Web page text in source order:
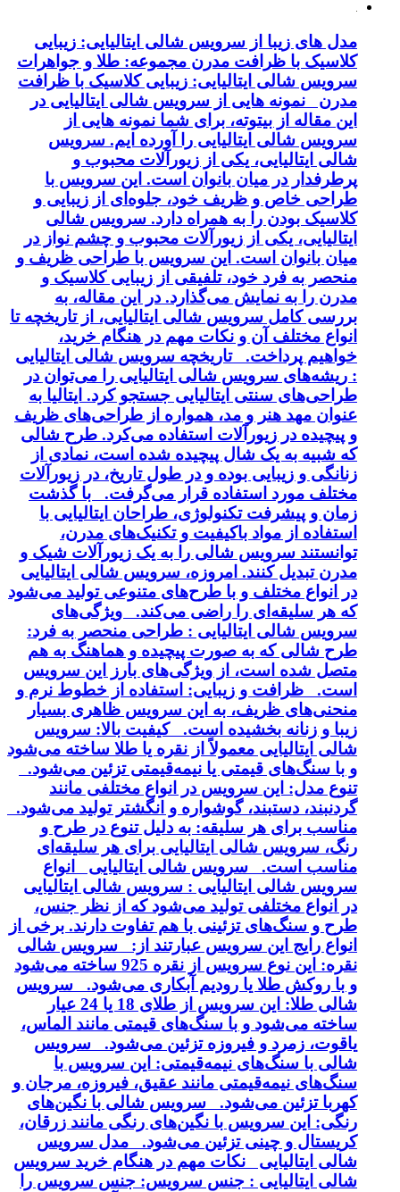
مدل های زیبا از سرویس شالی ایتالیایی: زیبایی
کلاسیک با ظرافت مدرن مجموعه: طلا و جواهرات
سرویس شالی ایتالیایی: زیبایی کلاسیک با ظرافت
مدرن نمونه هایی از سرویس شالی ایتالیایی در
این مقاله از بیتوته، برای شما نمونه هایی از
سرویس شالی ایتالیایی را آورده ایم. سرویس
شالی ایتالیایی، یکی از زیورآلات محبوب و
پرطرفدار در میان بانوان است. این سرویس با
طراحی خاص و ظریف خود، جلوه‌ای از زیبایی و
کلاسیک بودن را به همراه دارد. سرویس شالی
ایتالیایی، یکی از زیورآلات محبوب و چشم نواز در
میان بانوان است. این سرویس با طراحی ظریف و
منحصر به فرد خود، تلفیقی از زیبایی کلاسیک و
مدرن را به نمایش می‌گذارد. در این مقاله، به
بررسی کامل سرویس شالی ایتالیایی، از تاریخچه تا
انواع مختلف آن و نکات مهم در هنگام خرید،
خواهیم پرداخت. تاریخچه سرویس شالی ایتالیایی
: ریشه‌های سرویس شالی ایتالیایی را می‌توان در
طراحی‌های سنتی ایتالیایی جستجو کرد. ایتالیا به
عنوان مهد هنر و مد، همواره از طراحی‌های ظریف
و پیچیده در زیورآلات استفاده می‌کرد. طرح شالی
که شبیه به یک شال پیچیده شده است، نمادی از
زنانگی و زیبایی بوده و در طول تاریخ، در زیورآلات
مختلف مورد استفاده قرار می‌گرفت. با گذشت
زمان و پیشرفت تکنولوژی، طراحان ایتالیایی با
استفاده از مواد باکیفیت و تکنیک‌های مدرن،
توانستند سرویس شالی را به یک زیورآلات شیک و
مدرن تبدیل کنند. امروزه، سرویس شالی ایتالیایی
در انواع مختلف و با طرح‌های متنوعی تولید می‌شود
که هر سلیقه‌ای را راضی می‌کند. ویژگی‌های
سرویس شالی ایتالیایی : طراحی منحصر به فرد:
طرح شالی که به صورت پیچیده و هماهنگ به هم
متصل شده است، از ویژگی‌های بارز این سرویس
است. ظرافت و زیبایی: استفاده از خطوط نرم و
منحنی‌های ظریف، به این سرویس ظاهری بسیار
زیبا و زنانه بخشیده است. کیفیت بالا: سرویس
شالی ایتالیایی معمولاً از نقره یا طلا ساخته می‌شود
و با سنگ‌های قیمتی یا نیمه‌قیمتی تزئین می‌شود.
تنوع مدل: این سرویس در انواع مختلفی مانند
گردنبند، دستبند، گوشواره و انگشتر تولید می‌شود.
مناسب برای هر سلیقه: به دلیل تنوع در طرح و
رنگ، سرویس شالی ایتالیایی برای هر سلیقه‌ای
مناسب است. سرویس شالی ایتالیایی انواع
سرویس شالی ایتالیایی : سرویس شالی ایتالیایی
در انواع مختلفی تولید می‌شود که از نظر جنس،
طرح و سنگ‌های تزئینی با هم تفاوت دارند. برخی از
انواع رایج این سرویس عبارتند از: سرویس شالی
نقره: این نوع سرویس از نقره 925 ساخته می‌شود
و با روکش طلا یا رودیم آبکاری می‌شود. سرویس
شالی طلا: این سرویس از طلای 18 یا 24 عیار
ساخته می‌شود و با سنگ‌های قیمتی مانند الماس،
یاقوت، زمرد و فیروزه تزئین می‌شود. سرویس
شالی با سنگ‌های نیمه‌قیمتی: این سرویس با
سنگ‌های نیمه‌قیمتی مانند عقیق، فیروزه، مرجان و
کهربا تزئین می‌شود. سرویس شالی با نگین‌های
رنگی: این سرویس با نگین‌های رنگی مانند زرقان،
کریستال و چینی تزئین می‌شود. مدل سرویس
شالی ایتالیایی نکات مهم در هنگام خرید سرویس
شالی ایتالیایی : جنس سرویس: جنس سرویس را